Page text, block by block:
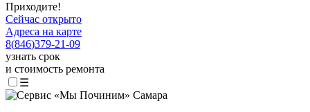
Приходите!
Сейчас открыто
Адреса на карте
8(846)379-21-09
узнать срок
и стоимость ремонта
☰